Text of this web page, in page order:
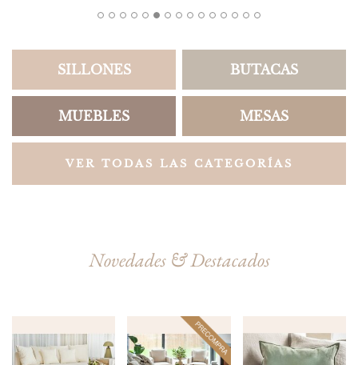
SILLONES BUTACAS
MUEBLES MESAS
VER TODAS LAS CATEGORÍAS
Novedades & Destacados